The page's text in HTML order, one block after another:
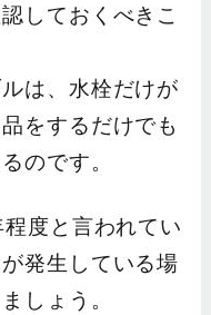
しておくべきこ
は、水栓だけが
をするだけでも
のです。
度と言われてい
発生している場
しょう。